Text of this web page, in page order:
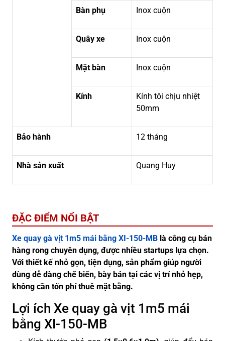
Bàn phụ Inox cuộn
Quây xe Inox cuộn
Mặt bàn Inox cuộn
Kính
Kính tôi chịu nhiệt
50mm
Bảo hành 12 tháng
Nhà sản xuất Quang Huy
ĐẶC ĐIỂM NỔI BẬT
Xe quay gà vịt 1m5 mái bằng XI-150-MB là công cụ bán
hàng rong chuyên dụng, được nhiều startups lựa chọn.
Với thiết kế nhỏ gọn, tiện dụng, sản phẩm giúp người
dùng dễ dàng chế biến, bày bán tại các vị trí nhỏ hẹp,
không cần tốn phí thuê mặt bằng.
Lợi ích Xe quay gà vịt 1m5 mái
bằng XI-150-MB